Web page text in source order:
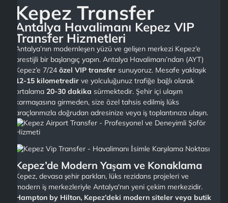
Kepez Transfer
Antalya Havalimanı Kepez VIP
Transfer Hizmetleri
Antalya’nın modernleşen yüzü ve gelişen merkezi Kepez’e
prestijli bir başlangıç yapın. Antalya Havalimanı’ndan (AYT)
Kepez’e 7/24özel VIP transfer sunuyoruz. Mesafe yaklaşık
12-15 kilometredir ve yolculuğunuz trafiğe bağlı olarak
ortalama20-30 dakika sürmektedir. Şehir içi ulaşım
karmaşasına girmeden, size özel tahsis edilmiş lüks
araçlarımızla doğrudan adresinize veya iş toplantınıza ulaşın.
Kepez’de Modern Yaşam ve Konaklama
Kepez, devasa şehir parkları, lüks rezidans projeleri ve
modern iş merkezleriyle Antalya'nın yeni çekim merkezidir.
Hampton by Hilton, Kepez’deki modern siteler veya butik